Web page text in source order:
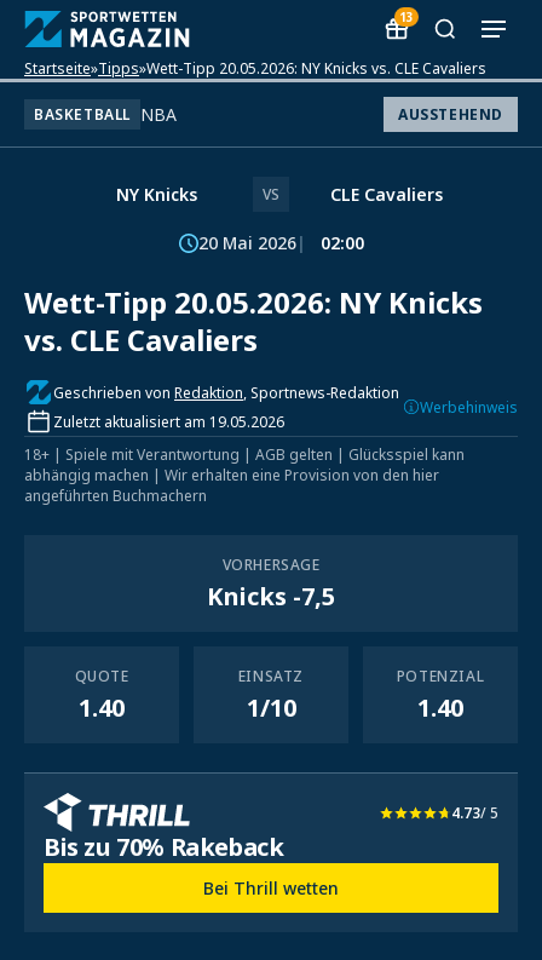
13
Startseite»Tipps»Wett-Tipp 20.05.2026: NY Knicks vs. CLE Cavaliers
BASKETBALL NBA AUSSTEHEND
NY Knicks VS CLE Cavaliers
20 Mai 2026 02:00
Wett-Tipp 20.05.2026: NY Knicks
vs. CLE Cavaliers
Geschrieben von Redaktion, Sportnews-Redaktion
Zuletzt aktualisiert am 19.05.2026
Werbehinweis
18+ | Spiele mit Verantwortung | AGB gelten | Glücksspiel kann
abhängig machen | Wir erhalten eine Provision von den hier
angeführten Buchmachern
VORHERSAGE
Knicks -7,5
QUOTE
1.40
EINSATZ
1/10
POTENZIAL
1.40
4.73/ 5
Bis zu 70% Rakeback
Bei Thrill wetten